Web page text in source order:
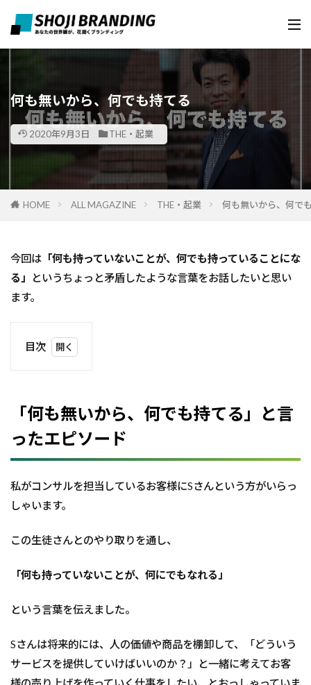
何も無いから、何でも持てる
2020年9月3日 THE・起業
HOME ALL MAGAZINE THE・起業 何も無いから、何で
今回は 「何も持っていないことが、何でも持っていることにな
る」
というちょっと矛盾したような言葉をお話したいと思い
ます。
目次
いか
ら、
何で
も持
て
と言
エピ
ド
何
い
が
「何も無いから、何でも持てる」と言
ったエピソード
私がコンサルを担当しているお客様にSさんという方がいらっ
しゃいます。
この生徒さんとのやり取りを通し、
「何も持っていないことが、何にでもなれる」
という言葉を伝えました。
Sさんは将来的には、人の価値や商品を棚卸して、「どういう
サービスを提供していけばいいのか？」と一緒に考えてお客